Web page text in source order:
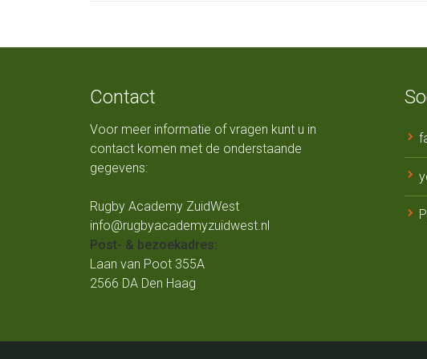
Contact
Voor meer informatie of vragen kunt u in
contact komen met de onderstaande
gegevens:
Rugby Academy ZuidWest
info@rugbyacademyzuidwest.nl
Post- & bezoekadres:
Laan van Poot 355A
2566 DA Den Haag